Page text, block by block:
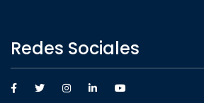
Redes Sociales